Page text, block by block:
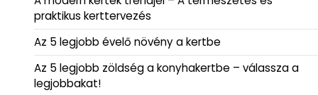
praktikus kerttervezés
Az 5 legjobb évelő növény a kertbe
Az 5 legjobb zöldség a konyhakertbe – válassza a
legjobbakat!